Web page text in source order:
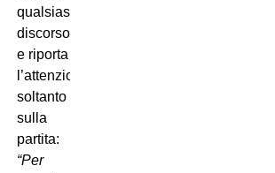
qualsiasi
discorso
e riporta
l’attenzione
soltanto
sulla
partita:
“Per